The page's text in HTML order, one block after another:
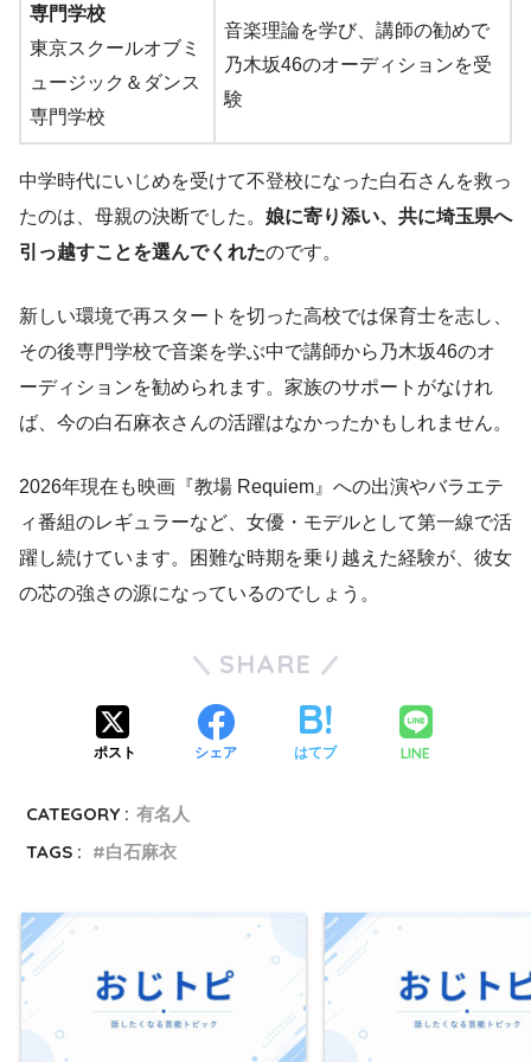
専門学校
東京スクールオブミ
ュージック＆ダンス
専門学校
音楽理論を学び、講師の勧めで
乃木坂46のオーディションを受
験
中学時代にいじめを受けて不登校になった白石さんを救っ
たのは、母親の決断でした。 娘に寄り添い、共に埼玉県へ
引っ越すことを選んでくれたのです。
新しい環境で再スタートを切った高校では保育士を志し、
その後専門学校で音楽を学ぶ中で講師から乃木坂46のオ
ーディションを勧められます。家族のサポートがなけれ
ば、今の白石麻衣さんの活躍はなかったかもしれません。
2026年現在も映画『教場 Requiem』への出演やバラエテ
ィ番組のレギュラーなど、女優・モデルとして第一線で活
躍し続けています。困難な時期を乗り越えた経験が、彼女
の芯の強さの源になっているのでしょう。
SHARE
ポスト シェア はてブ LINE
CATEGORY : 有名人
TAGS :
白石麻衣